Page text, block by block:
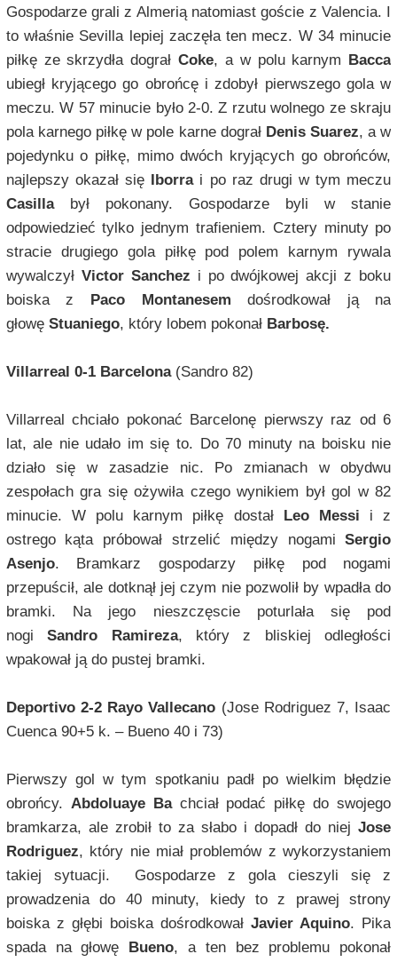
Gospodarze grali z Almerią natomiast goście z Valencia. I
to właśnie Sevilla lepiej zaczęła ten mecz. W 34 minucie
piłkę ze skrzydła dograłCoke, a w polu karnym
Bacca
ubiegł kryjącego go obrońcę i zdobył pierwszego gola w
meczu. W 57 minucie było 2-0. Z rzutu wolnego ze skraju
pola karnego piłkę w pole karne dograł Denis Suarez, a w
pojedynku o piłkę, mimo dwóch kryjących go obrońców,
najlepszy okazał się
Iborrai po raz drugi w tym meczu
Casillabył pokonany. Gospodarze byli w stanie
odpowiedzieć tylko jednym trafieniem. Cztery minuty po
stracie drugiego gola piłkę pod polem karnym rywala
wywalczył Victor Sanchez i po dwójkowej akcji z boku
boiska z
Paco Montanesem dośrodkował ją na
głowę Stuaniego, który lobem pokonał Barbosę.
Villarreal 0-1 Barcelona(Sandro 82)
Villarreal chciało pokonać Barcelonę pierwszy raz od 6
lat, ale nie udało im się to. Do 70 minuty na boisku nie
działo się w zasadzie nic. Po zmianach w obydwu
zespołach gra się ożywiła czego wynikiem był gol w 82
minucie. W polu karnym piłkę dostał
Leo Messi i z
ostrego kąta próbował strzelić między nogamiSergio
Asenjo. Bramkarz gospodarzy piłkę pod nogami
przepuścił, ale dotknął jej czym nie pozwolił by wpadła do
bramki. Na jego nieszczęscie poturlała się pod
nogiSandro Ramireza, który z bliskiej odległości
wpakował ją do pustej bramki.
Deportivo 2-2 Rayo Vallecano (Jose Rodriguez 7, Isaac
Cuenca 90+5 k. – Bueno 40 i 73)
Pierwszy gol w tym spotkaniu padł po wielkim błędzie
obrońcy. Abdoluaye Bachciał podać piłkę do swojego
bramkarza, ale zrobił to za słabo i dopadł do niejJose
Rodriguez, który nie miał problemów z wykorzystaniem
takiej sytuacji. Gospodarze z gola cieszyli się z
prowadzenia do 40 minuty, kiedy to z prawej strony
boiska z głębi boiska dośrodkowałJavier Aquino. Pika
spada na głowę
Bueno, a ten bez problemu pokonał